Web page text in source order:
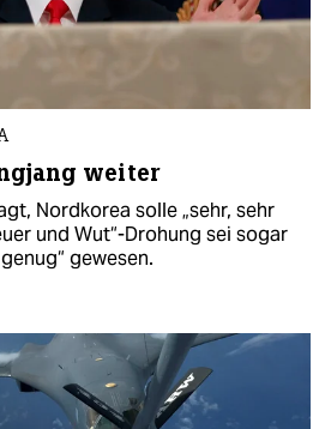
weiter
Nordkorea solle „sehr, sehr
und Wut“-Drohung sei sogar
gewesen.